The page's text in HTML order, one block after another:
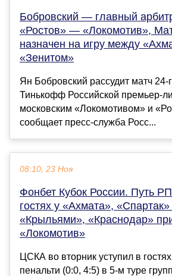
Бобровский — главный
«Ростов» — «Локомотив»,
назначен на игру между
«Зенитом»
Ян Бобровский рассудит матч 24-
Тинькофф Российской премьер-
московским «Локомотивом» и
сообщает пресс-служба Росс...
08:10, 23 Ноя
Фонбет Кубок России. Путь
гостях у «Ахмата», «Спартак»
«Крыльями», «Краснодар»
«Локомотив»
ЦСКА во вторник уступил в
пенальти (0:0, 4:5) в 5-м туре